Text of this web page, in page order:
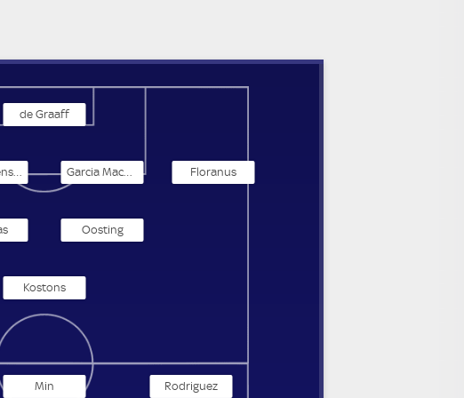
de Graaff
Graves Jensen Garcia MacNulty Floranus
Oosting
Kostons
Rodriguez
Min